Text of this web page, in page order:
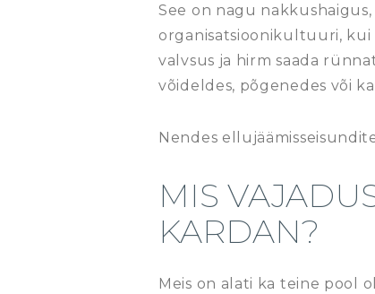
See on nagu
organisatsioonikultuuri, kui
valvsus ja hirm saada
võideldes, põgenedes või
Nendes
MIS
KARDAN?
Meis on alati ka teine pool